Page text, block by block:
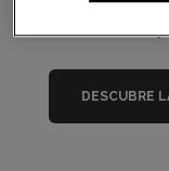
Por lo tanto,
colección el
DESCUBRE